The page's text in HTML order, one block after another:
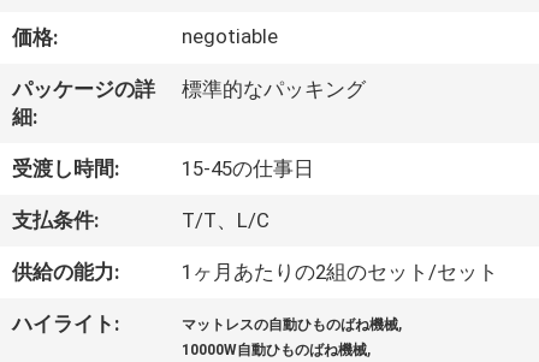
情
報
社
案
内
価格: negotiable
パッケージの詳
細:
標準的なパッキング
受渡し時間: 15-45の仕事日
支払条件: T/T、L/C
供給の能力: 1ヶ月あたりの2組のセット/セット
ハイライト: マットレスの自動ひものばね機械,
10000W自動ひものばね機械,